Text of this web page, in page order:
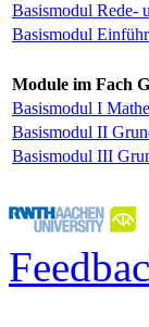
Basismodul Rede-
Basismodul
Module im Fach
Basismodul I
Basismodul II
Basismodul III